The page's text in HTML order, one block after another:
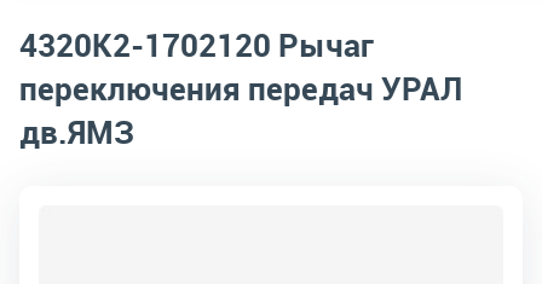
4320К2-1702120 Рычаг
переключения передач УРАЛ
дв.ЯМЗ